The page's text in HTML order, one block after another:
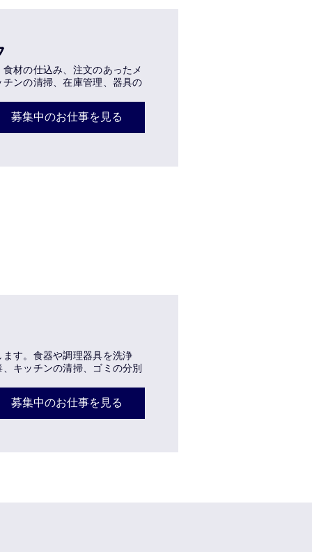
材の仕込み、注文のあったメ
ンの清掃、在庫管理、器具の
募集中のお仕事を見る
す。食器や調理器具を洗浄
キッチンの清掃、ゴミの分別
募集中のお仕事を見る